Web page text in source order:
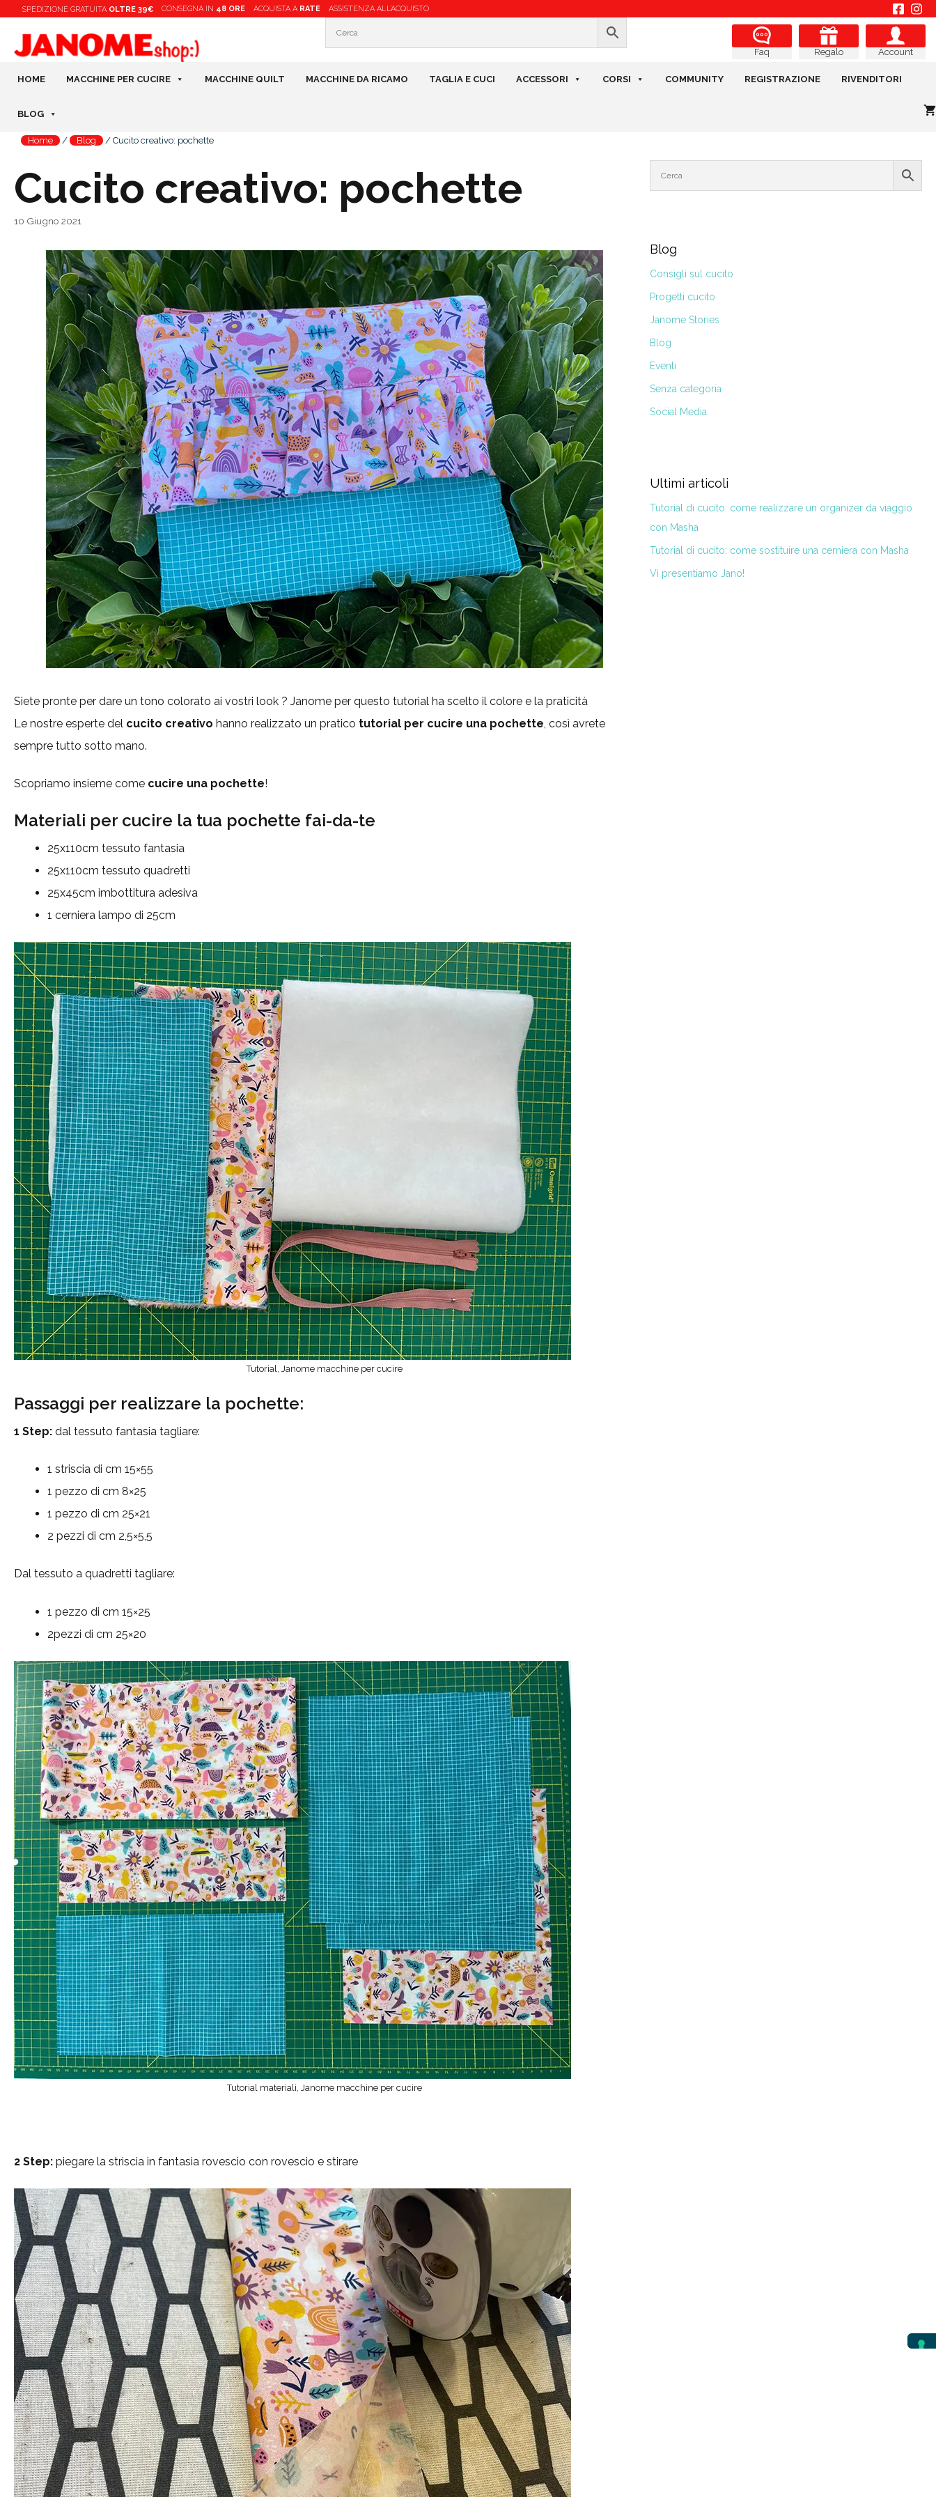
contenuto
SPEDIZIONE GRATUITA OLTRE 39€ CONSEGNA IN 48 ORE ACQUISTA A RATE ASSISTENZA ALL’ACQUISTO
Faq Regalo Account
HOME MACCHINE PER CUCIRE MACCHINE QUILT MACCHINE DA RICAMO TAGLIA E CUCI ACCESSORI CORSI COMMUNITY REGISTRAZIONE RIVENDITORI
BLOG
Home / Blog / Cucito creativo: pochette
Cucito creativo: pochette
10 Giugno 2021
Siete pronte per dare un tono colorato ai vostri look ? Janome per questo tutorial ha scelto il colore e la praticità
Le nostre esperte del cucito creativo hanno realizzato un pratico tutorial per cucire una pochette, così avrete
sempre tutto sotto mano.
Scopriamo insieme come cucire una pochette!
Materiali per cucire la tua pochette fai-da-te
25x110cm tessuto fantasia
25x110cm tessuto quadretti
25x45cm imbottitura adesiva
1 cerniera lampo di 25cm
Tutorial, Janome macchine per cucire
Passaggi per realizzare la pochette:
1 Step: dal tessuto fantasia tagliare:
1 striscia di cm 15×55
1 pezzo di cm 8×25
1 pezzo di cm 25×21
2 pezzi di cm 2,5×5,5
Dal tessuto a quadretti tagliare:
1 pezzo di cm 15×25
2pezzi di cm 25×20
Tutorial materiali, Janome macchine per cucire
2 Step: piegare la striscia in fantasia rovescio con rovescio e stirare
Blog
Consigli sul cucito
Progetti cucito
Janome Stories
Blog
Eventi
Senza categoria
Social Media
Ultimi articoli
Tutorial di cucito: come realizzare un organizer da viaggio
con Masha
Tutorial di cucito: come sostituire una cerniera con Masha
Vi presentiamo Jano!